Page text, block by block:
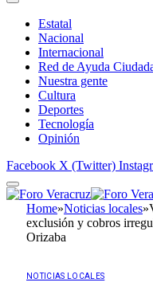
Estatal
Nacional
Internacional
Red de Ayuda
Nuestra gente
Cultura
Deportes
Tecnología
Opinión
Facebook X (Twitter)
Home»Noticias locales»
exclusión y cobros
Orizaba
NOTICIAS LOCALES